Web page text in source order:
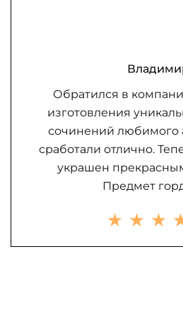
Обратился в
изготовления
сочинений любимого
сработали отлично.
украшен
Предмет